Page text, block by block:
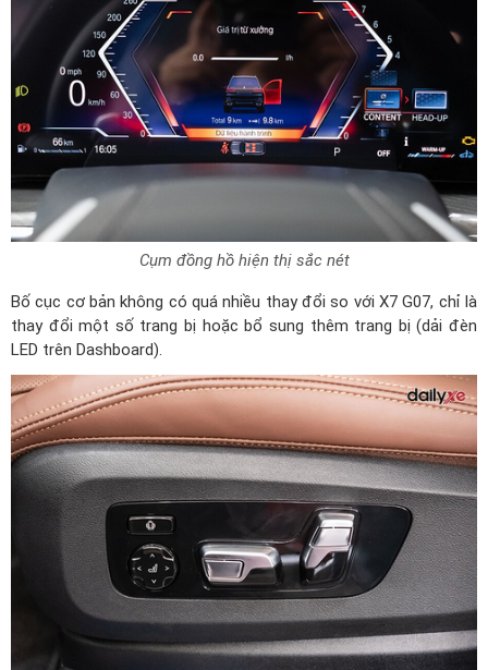
Cụm đồng hồ hiện thị sắc nét
Bố cục cơ bản không có quá nhiều thay đổi so với X7 G07, chỉ là
thay đổi một số trang bị hoặc bổ sung thêm trang bị (dải đèn
LED trên Dashboard).